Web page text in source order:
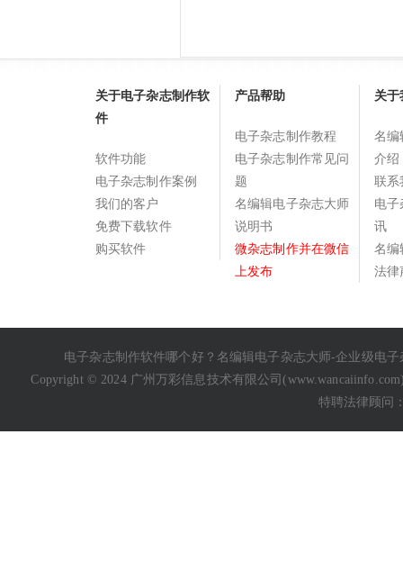
关于电子杂志制作软
件
软件功能
电子杂志制作案例
我们的客户
免费下载软件
购买软件
产品帮助
电子杂志制作教程
电子杂志制作常见问
题
名编辑电子杂志大师
说明书
微杂志制作并在微信
上发布
关于
名编
介绍
联系
电子
讯
名编
法律
电子杂志制作软件哪个好？名编辑电子杂志大师-企业级电子
Copyright © 2024 广州万彩信息技术有限公司(www.wancaiinfo.com
特聘法律顾问